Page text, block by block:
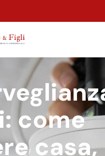
come
casa,